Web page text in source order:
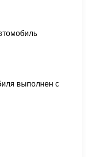
выполнен с